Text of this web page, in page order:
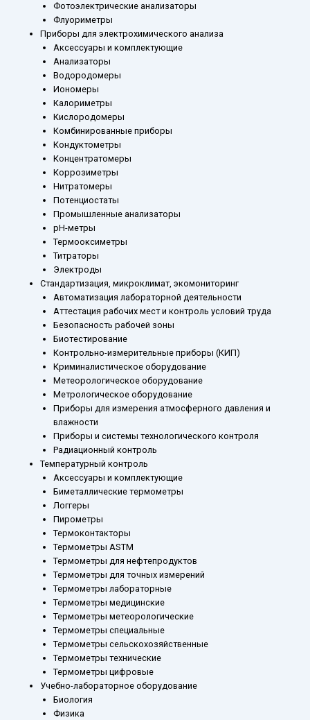
Фотоэлектрические анализаторы
Флуориметры
Приборы для электрохимического анализа
Аксессуары и комплектующие
Анализаторы
Водородомеры
Иономеры
Калориметры
Кислородомеры
Комбинированные приборы
Кондуктометры
Концентратомеры
Коррозиметры
Нитратомеры
Потенциостаты
Промышленные анализаторы
рН-метры
Термооксиметры
Титраторы
Электроды
Стандартизация, микроклимат, экомониторинг
Автоматизация лабораторной деятельности
Аттестация рабочих мест и контроль условий труда
Безопасность рабочей зоны
Биотестирование
Контрольно-измерительные приборы (КИП)
Криминалистическое оборудование
Метеорологическое оборудование
Метрологическое оборудование
Приборы для измерения атмосферного давления и
влажности
Приборы и системы технологического контроля
Радиационный контроль
Температурный контроль
Аксессуары и комплектующие
Биметаллические термометры
Логгеры
Пирометры
Термоконтакторы
Термометры ASTM
Термометры для нефтепродуктов
Термометры для точных измерений
Термометры лабораторные
Термометры медицинские
Термометры метеорологические
Термометры специальные
Термометры сельскохозяйственные
Термометры технические
Термометры цифровые
Учебно-лабораторное оборудование
Биология
Физика